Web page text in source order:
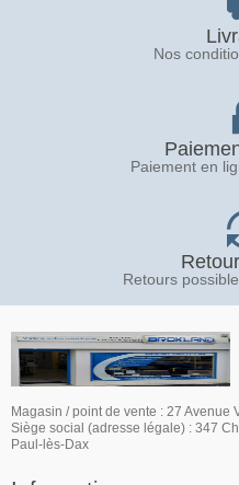
Nos
Paiement en
Retours
Magasin / point de vente : 27 Avenue
Siège social (adresse légale) : 347
Paul-lès-Dax